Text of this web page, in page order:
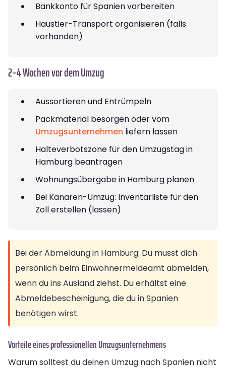
Bankkonto für Spanien vorbereiten
Haustier-Transport organisieren (falls
vorhanden)
2–4 Wochen vor dem Umzug
Aussortieren und Entrümpeln
Packmaterial besorgen oder vom
Umzugsunternehmen liefern lassen
Halteverbotszone für den Umzugstag in
Hamburg beantragen
Wohnungsübergabe in Hamburg planen
Bei Kanaren-Umzug: Inventarliste für den
Zoll erstellen (lassen)
Bei der Abmeldung in Hamburg: Du musst dich
persönlich beim Einwohnermeldeamt abmelden,
wenn du ins Ausland ziehst. Du erhältst eine
Abmeldebescheinigung, die du in Spanien
benötigen wirst.
Vorteile eines professionellen Umzugsunternehmens
Warum solltest du deinen Umzug nach Spanien nicht